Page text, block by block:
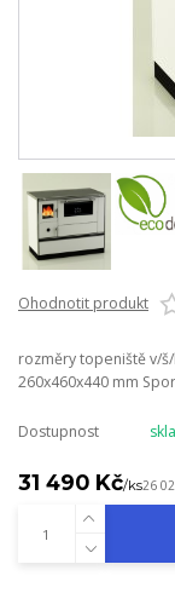
Ohodnotit produkt
rozměry topeniště v/
260x460x440 mm
Dostupnost
31 490 Kč/ks26